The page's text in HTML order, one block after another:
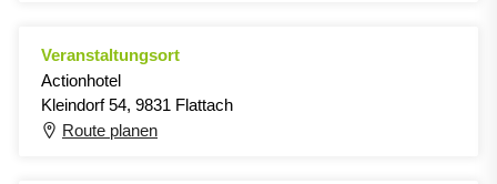
Veranstaltungsort
Actionhotel
Kleindorf 54, 9831 Flattach
Route planen